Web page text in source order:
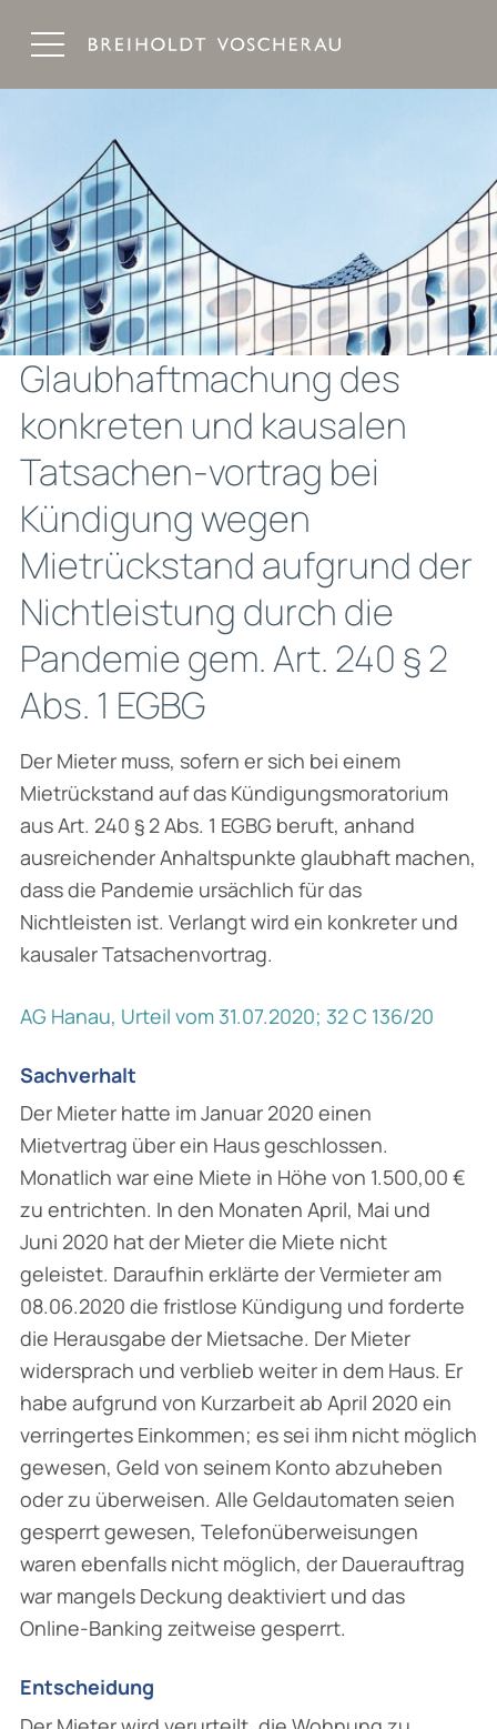
Glaubhaftmachung des
konkreten und kausalen
Tatsachen-vortrag bei
Kündigung wegen
Mietrückstand aufgrund der
Nichtleistung durch die
Pandemie gem. Art. 240 § 2
Abs. 1 EGBG
Der Mieter muss, sofern er sich bei einem
Mietrückstand auf das Kündigungsmora­torium
aus Art. 240 § 2 Abs. 1 EGBG beruft, anhand
ausreichender Anhaltspunkte glaubhaft machen,
dass die Pandemie ursächlich für das
Nichtleisten ist. Verlangt wird ein konkreter und
kausaler Tatsachenvortrag.
AG Hanau, Urteil vom 31.07.2020; 32 C 136/20
Sachverhalt
Der Mieter hatte im Januar 2020 einen
Mietvertrag über ein Haus geschlossen.
Monatlich war eine Miete in Höhe von 1.500,00 €
zu entrichten. In den Monaten April, Mai und
Juni 2020 hat der Mieter die Miete nicht
geleistet. Daraufhin erklärte der Vermieter am
08.06.2020 die frist­lose Kündigung und forderte
die Herausgabe der Mietsache. Der Mieter
widersprach und ver­blieb weiter in dem Haus. Er
habe aufgrund von Kurzarbeit ab April 2020 ein
verringertes Ein­kommen; es sei ihm nicht möglich
gewesen, Geld von seinem Konto abzuheben
oder zu überweisen. Alle Geldautomaten seien
gesperrt gewesen, Telefonüberweisungen
waren eben­falls nicht möglich, der Dauerauftrag
war mangels Deckung deaktiviert und das
Online-Banking zeitweise gesperrt.
Entscheidung